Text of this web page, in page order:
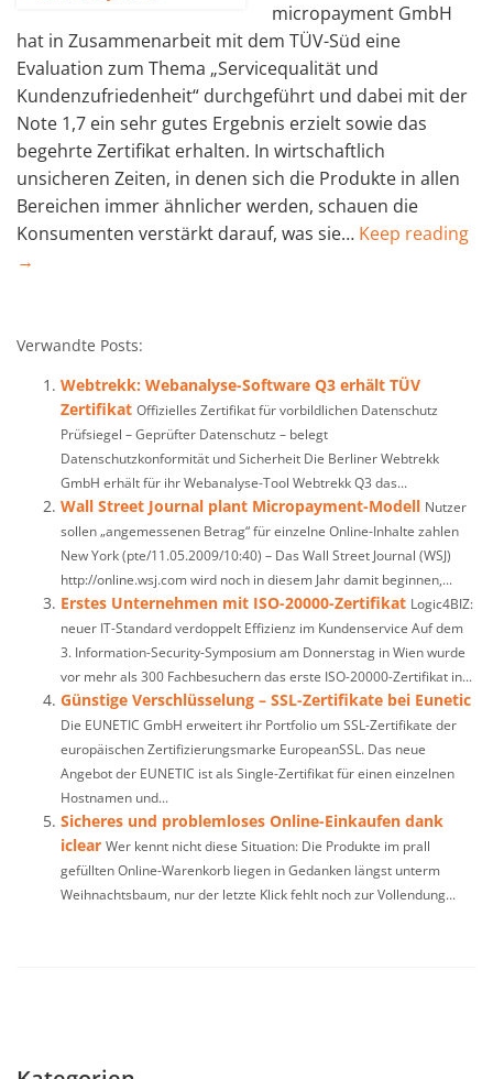
micropayment GmbH
hat in Zusammenarbeit mit dem TÜV-Süd eine
Evaluation zum Thema „Servicequalität und
Kundenzufriedenheit“ durchgeführt und dabei mit der
Note 1,7 ein sehr gutes Ergebnis erzielt sowie das
begehrte Zertifikat erhalten. In wirtschaftlich
unsicheren Zeiten, in denen sich die Produkte in allen
Bereichen immer ähnlicher werden, schauen die
Konsumenten verstärkt darauf, was sie… Keep reading
→
Verwandte Posts:
Webtrekk: Webanalyse-Software Q3 erhält TÜV
Zertifikat Offizielles Zertifikat für vorbildlichen Datenschutz
Prüfsiegel – Geprüfter Datenschutz – belegt
Datenschutzkonformität und Sicherheit Die Berliner Webtrekk
GmbH erhält für ihr Webanalyse-Tool Webtrekk Q3 das...
Wall Street Journal plant Micropayment-Modell Nutzer
sollen „angemessenen Betrag“ für einzelne Online-Inhalte zahlen
New York (pte/11.05.2009/10:40) – Das Wall Street Journal (WSJ)
http://online.wsj.com wird noch in diesem Jahr damit beginnen,...
Erstes Unternehmen mit ISO-20000-Zertifikat Logic4BIZ:
neuer IT-Standard verdoppelt Effizienz im Kundenservice Auf dem
3. Information-Security-Symposium am Donnerstag in Wien wurde
vor mehr als 300 Fachbesuchern das erste ISO-20000-Zertifikat in...
Günstige Verschlüsselung – SSL-Zertifikate bei Eunetic
Die EUNETIC GmbH erweitert ihr Portfolio um SSL-Zertifikate der
europäischen Zertifizierungsmarke EuropeanSSL. Das neue
Angebot der EUNETIC ist als Single-Zertifikat für einen einzelnen
Hostnamen und...
Sicheres und problemloses Online-Einkaufen dank
iclear Wer kennt nicht diese Situation: Die Produkte im prall
gefüllten Online-Warenkorb liegen in Gedanken längst unterm
Weihnachtsbaum, nur der letzte Klick fehlt noch zur Vollendung...